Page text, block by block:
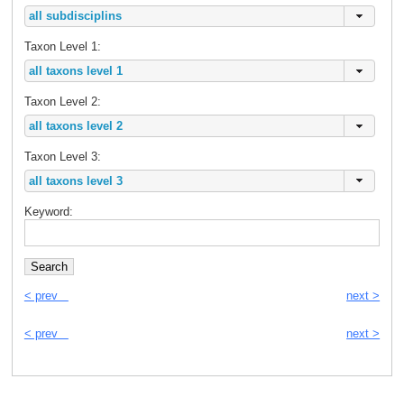
Taxon Level 1:
Taxon Level 2:
Taxon Level 3:
Keyword:
< prev next >
< prev next >